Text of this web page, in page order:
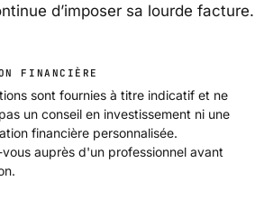
d’imposer sa lourde facture.
FINANCIÈRE
sont fournies à titre indicatif et ne
un conseil en investissement ni une
financière personnalisée.
auprès d'un professionnel avant